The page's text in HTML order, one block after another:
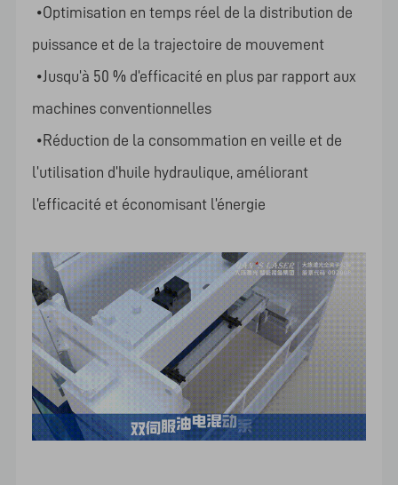
•Optimisation en temps réel de la distribution de
puissance et de la trajectoire de mouvement
•Jusqu’à 50 % d’efficacité en plus par rapport aux
machines conventionnelles
•Réduction de la consommation en veille et de
l’utilisation d’huile hydraulique, améliorant
l’efficacité et économisant l’énergie